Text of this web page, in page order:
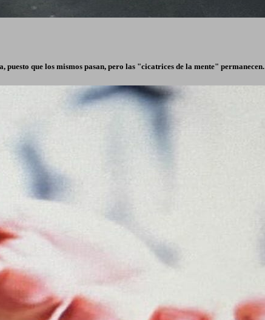
que los mismos pasan, pero las "cicatrices de la mente" permanecen.